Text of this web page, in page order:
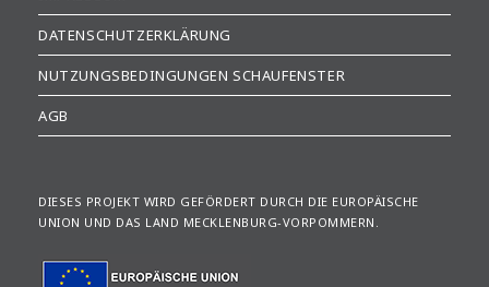
DATENSCHUTZERKLÄRUNG
NUTZUNGSBEDINGUNGEN SCHAUFENSTER
AGB
DIESES PROJEKT WIRD GEFÖRDERT DURCH DIE EUROPÄISCHE
UNION UND DAS LAND MECKLENBURG-VORPOMMERN.